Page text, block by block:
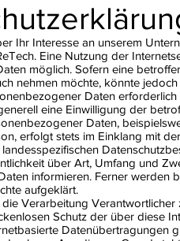
Ihr Interesse an unserem
Eine Nutzung der
möglich. Sofern eine
nehmen möchte, könnte
Daten
eine Einwilligung der
Daten,
erfolgt stets im Einklang mit
über Art, Umfang und
informieren. Ferner werden
aufgeklärt.
die Verarbeitung
Schutz der über diese
Datenübertragungen